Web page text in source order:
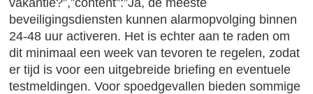
vakantie?”,”content”:”Ja, de meeste
beveiligingsdiensten kunnen alarmopvolging binnen
24-48 uur activeren. Het is echter aan te raden om
dit minimaal een week van tevoren te regelen, zodat
er tijd is voor een uitgebreide briefing en eventuele
testmeldingen. Voor spoedgevallen bieden sommige